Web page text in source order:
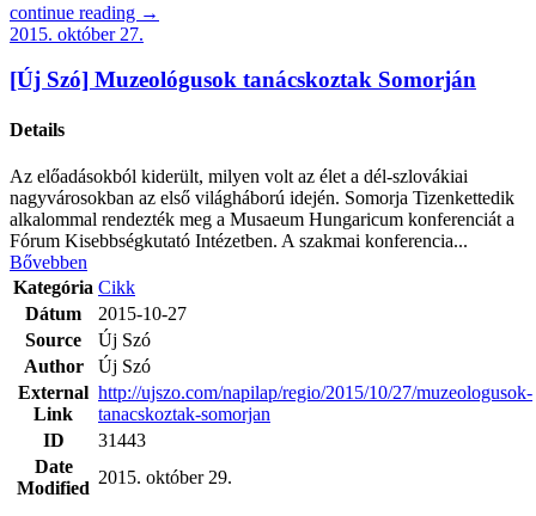
continue reading →
2015. október 27.
[Új Szó] Muzeológusok tanácskoztak Somorján
Details
Az előadásokból kiderült, milyen volt az élet a dél-szlovákiai
nagyvárosokban az első világháború idején. Somorja Tizenkettedik
alkalommal rendezték meg a Musaeum Hungaricum konferenciát a
Fórum Kisebbségkutató Intézetben. A szakmai konferencia...
Bővebben
Kategória Cikk
Dátum
2015-10-27
Source
Új Szó
Author
Új Szó
External
Link
http://ujszo.com/napilap/regio/2015/10/27/muzeologusok-
tanacskoztak-somorjan
ID
31443
Date
Modified
2015. október 29.